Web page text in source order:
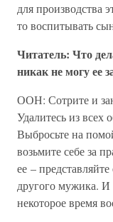
для производства
то воспитывать
Читатель: Что
никак не могу ее
ООН: Сотрите и
Удалитесь из всех
Выбросьте на
возьмите себе за
ее –
другого мужика. И
некоторое время